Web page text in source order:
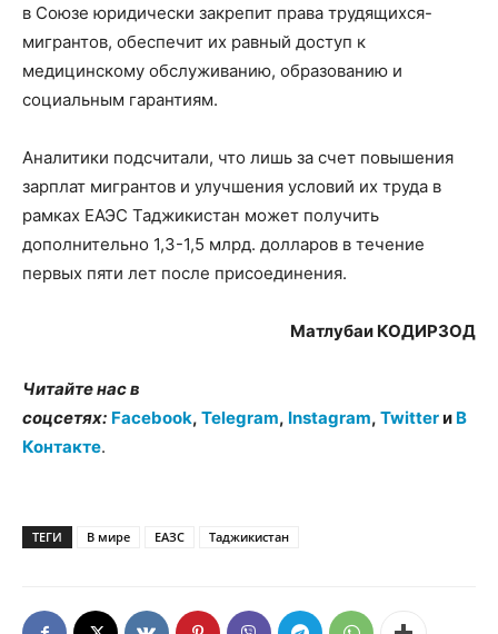
в Союзе юридически закрепит права трудящихся-
мигрантов, обеспечит их равный доступ к
медицинскому обслуживанию, образованию и
социальным гарантиям.
Аналитики подсчитали, что лишь за счет повышения
зарплат мигрантов и улучшения условий их труда в
рамках ЕАЭС Таджикистан может получить
дополнительно 1,3-1,5 млрд. долларов в течение
первых пяти лет после присоединения.
Матлубаи КОДИРЗОД
Читайте нас в
соцсетях: Facebook, Telegram, Instagram, Twitterи В
Контакте.
ТЕГИ В мире ЕАЗС Таджикистан